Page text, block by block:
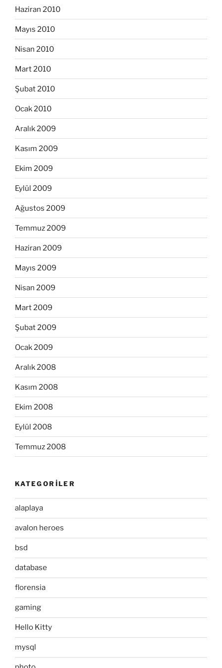
Haziran 2010
Mayıs 2010
Nisan 2010
Mart 2010
Şubat 2010
Ocak 2010
Aralık 2009
Kasım 2009
Ekim 2009
Eylül 2009
Ağustos 2009
Temmuz 2009
Haziran 2009
Mayıs 2009
Nisan 2009
Mart 2009
Şubat 2009
Ocak 2009
Aralık 2008
Kasım 2008
Ekim 2008
Eylül 2008
Temmuz 2008
KATEGORILER
alaplaya
avalon heroes
bsd
database
florensia
gaming
Hello Kitty
mysql